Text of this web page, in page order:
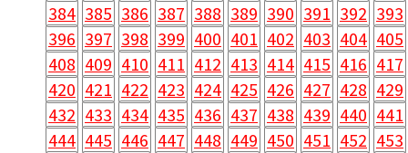
384 385 386 387 388 389 390 391 392 393
396 397 398 399 400 401 402 403 404 405
408 409 410 411 412 413 414 415 416 417
420 421 422 423 424 425 426 427 428 429
432 433 434 435 436 437 438 439 440 441
444 445 446 447 448 449 450 451 452 453